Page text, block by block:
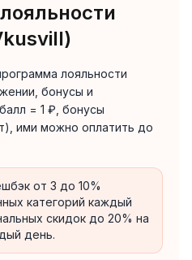
лояльности
бонусы и
= 1 ₽, бонусы
ими можно оплатить до
от 3 до 10%
категорий каждый
скидок до 20% на
день.